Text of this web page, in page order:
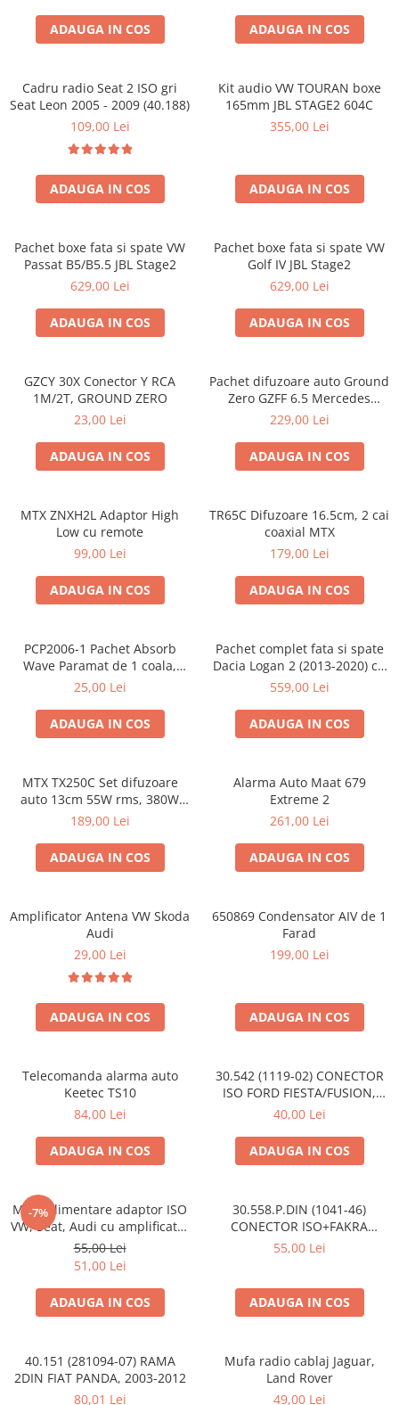
ADAUGA IN COS ADAUGA IN COS
Cadru radio Seat 2 ISO gri
Seat Leon 2005 - 2009 (40.188)
109,00 Lei
ADAUGA IN COS
Kit audio VW TOURAN boxe
165mm JBL STAGE2 604C
355,00 Lei
ADAUGA IN COS
Pachet boxe fata si spate VW
Passat B5/B5.5 JBL Stage2
629,00 Lei
ADAUGA IN COS
Pachet boxe fata si spate VW
Golf IV JBL Stage2
629,00 Lei
ADAUGA IN COS
GZCY 30X Conector Y RCA
1M/2T, GROUND ZERO
23,00 Lei
ADAUGA IN COS
Pachet difuzoare auto Ground
Zero GZFF 6.5 Mercedes
Vito/Viano/Sprinter
229,00 Lei
ADAUGA IN COS
MTX ZNXH2L Adaptor High
Low cu remote
99,00 Lei
ADAUGA IN COS
TR65C Difuzoare 16.5cm, 2 cai
coaxial MTX
179,00 Lei
ADAUGA IN COS
PCP2006-1 Pachet Absorb
Wave Paramat de 1 coala,
spuma de 16mm grosime,
25,00 Lei
ADAUGA IN COS
Pachet complet fata si spate
Dacia Logan 2 (2013-2020) cu
boxe Ground Zero Ferrum
559,00 Lei
ADAUGA IN COS
MTX TX250C Set difuzoare
auto 13cm 55W rms, 380W
peak
189,00 Lei
ADAUGA IN COS
Alarma Auto Maat 679
Extreme 2
261,00 Lei
ADAUGA IN COS
Amplificator Antena VW Skoda
Audi
29,00 Lei
ADAUGA IN COS
650869 Condensator AIV de 1
Farad
199,00 Lei
ADAUGA IN COS
Telecomanda alarma auto
Keetec TS10
84,00 Lei
ADAUGA IN COS
30.542 (1119-02) CONECTOR
ISO FORD FIESTA/FUSION,
2002-2005
40,00 Lei
ADAUGA IN COS
-7%
Mufa alimentare adaptor ISO
VW, Seat, Audi cu amplificator
antena
55,00 Lei
51,00 Lei
ADAUGA IN COS
30.558.P.DIN (1041-46)
CONECTOR ISO+FAKRA
CITROEN, 2003>
55,00 Lei
ADAUGA IN COS
40.151 (281094-07) RAMA
2DIN FIAT PANDA, 2003-2012
80,01 Lei
Mufa radio cablaj Jaguar,
Land Rover
49,00 Lei